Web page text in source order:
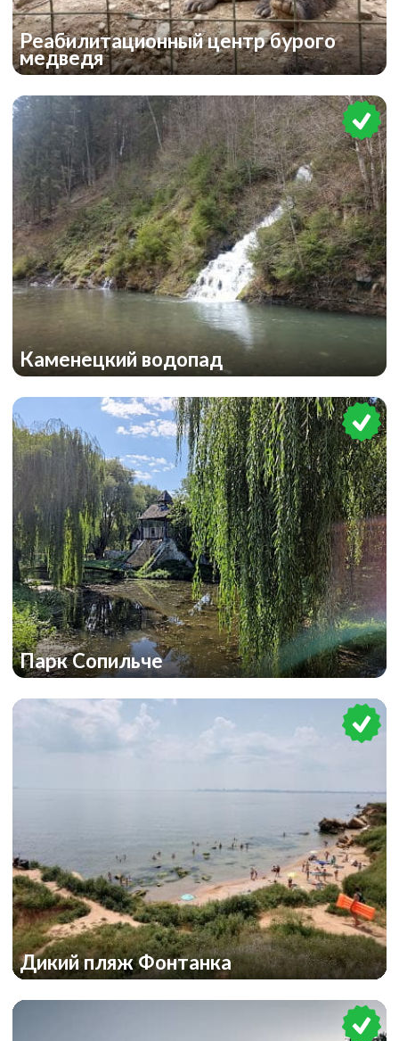
Реабилитационный центр бурого
медведя
Каменецкий водопад
Парк Сопильче
Дикий пляж Фонтанка